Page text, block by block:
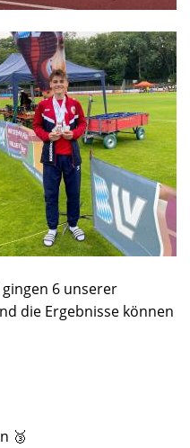
6 unserer
die Ergebnisse können
🥉